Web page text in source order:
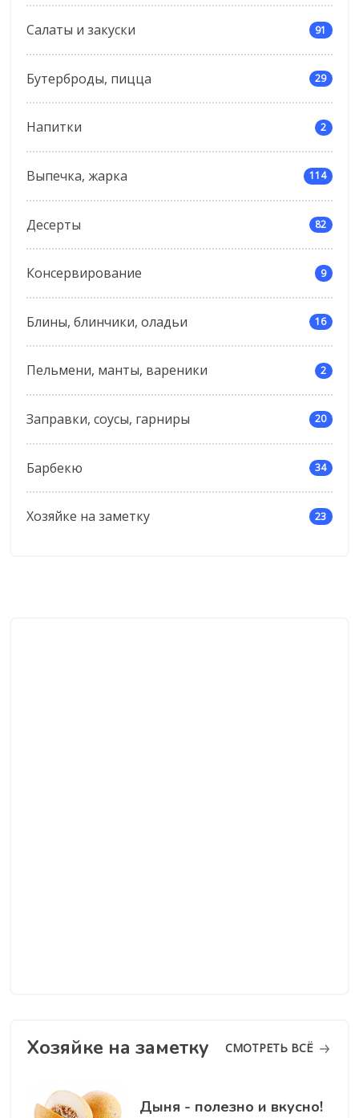
Салаты и закуски 91
Бутерброды, пицца 29
Напитки 2
Выпечка, жарка 114
Десерты 82
Консервирование 9
Блины, блинчики, оладьи 16
Пельмени, манты, вареники 2
Заправки, соусы, гарниры 20
Барбекю 34
Хозяйке на заметку 23
Хозяйке на заметку СМОТРЕТЬ ВСЁ
Дыня - полезно и вкусно!